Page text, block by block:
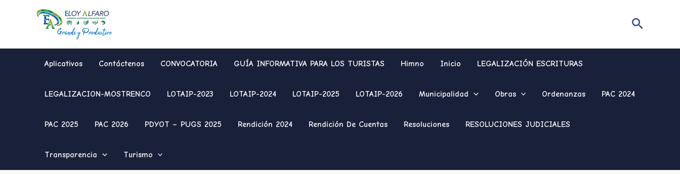
Buscar
Aplicativos Contáctenos CONVOCATORIA GUÍA INFORMATIVA PARA LOS TURISTAS Himno Inicio LEGALIZACIÓN ESCRITURAS
LEGALIZACION-MOSTRENCO LOTAIP-2023 LOTAIP-2024 LOTAIP-2025 LOTAIP-2026 Municipalidad Obras Ordenanzas PAC 2024
PAC 2025 PAC 2026 PDYOT – PUGS 2025 Rendición 2024 Rendición De Cuentas Resoluciones RESOLUCIONES JUDICIALES
Transparencia Turismo